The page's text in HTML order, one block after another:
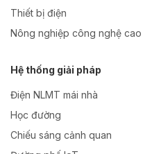
Thiết bị điện
Nông nghiệp công nghệ cao
Hệ thống giải pháp
Điện NLMT mái nhà
Học đường
Chiếu sáng cảnh quan